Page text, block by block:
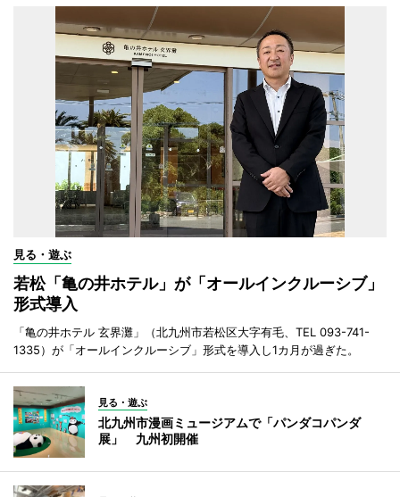
見る・遊ぶ
若松「亀の井ホテル」が「オールインクルーシブ」
形式導入
「亀の井ホテル 玄界灘」（北九州市若松区大字有毛、TEL 093-741-
1335）が「オールインクルーシブ」形式を導入し1カ月が過ぎた。
見る・遊ぶ
北九州市漫画ミュージアムで「パンダコパンダ
展」 九州初開催